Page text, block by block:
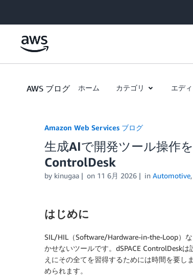
AWS ブログ ホーム カテゴリ エデ
Amazon Web Services ブログ
生成AIで開発ツール操作
ControlDesk
by kinugaa on 11 6月 2026 in Automotive,
はじめに
SIL/HIL（Software/Hardware-in-the-Loop）
かせないツールです。dSPACE ControlDesk
えにその全てを習得するためには時間を要し
められます。